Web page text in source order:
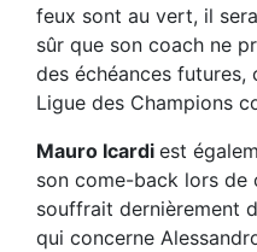
feux sont au vert, il
sûr que son coach ne
des échéances
Ligue des Champions
Mauro Icardi est
son come-back lors de
souffrait dernièrement
qui concerne